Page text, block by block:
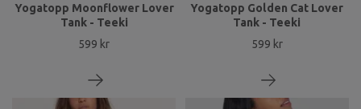
Yogatopp Moonflower Lover
Tank - Teeki
599 kr
Yogatopp Golden Cat Lover
Tank - Teeki
599 kr